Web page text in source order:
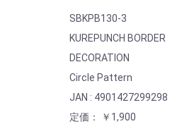
SBKPB130-3
KUREPUNCH BORDER
DECORATION
Circle Pattern
JAN : 4901427299298
定価： ￥1,900